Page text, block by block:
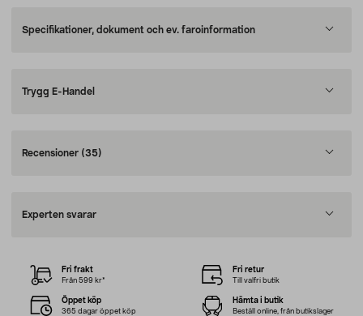
Specifikationer, dokument och ev. faroinformation
Trygg E-Handel
Recensioner (35)
Experten svarar
Fri frakt
Från 599 kr*
Fri retur
Till valfri butik
Öppet köp
365 dagar öppet köp
Hämta i butik
Beställ online, från butikslager